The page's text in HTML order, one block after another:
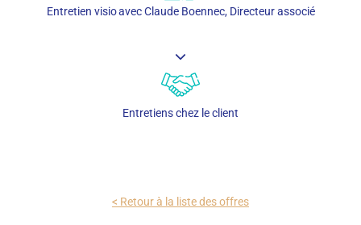
Entretien visio avec Claude Boennec, Directeur associé
Entretiens chez le client
< Retour à la liste des offres